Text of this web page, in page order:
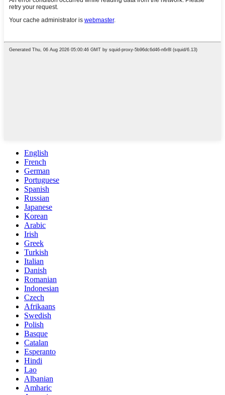
English
French
German
Portuguese
Spanish
Russian
Japanese
Korean
Arabic
Irish
Greek
Turkish
Italian
Danish
Romanian
Indonesian
Czech
Afrikaans
Swedish
Polish
Basque
Catalan
Esperanto
Hindi
Lao
Albanian
Amharic